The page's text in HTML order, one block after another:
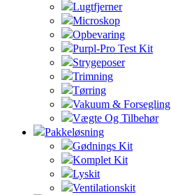
Lugtfjerner
Microskop
Opbevaring
Purpl-Pro Test Kit
Strygeposer
Trimning
Tørring
Vakuum & Forsegling
Vægte Og Tilbehør
Pakkeløsning
Gødnings Kit
Komplet Kit
Lyskit
Ventilationskit